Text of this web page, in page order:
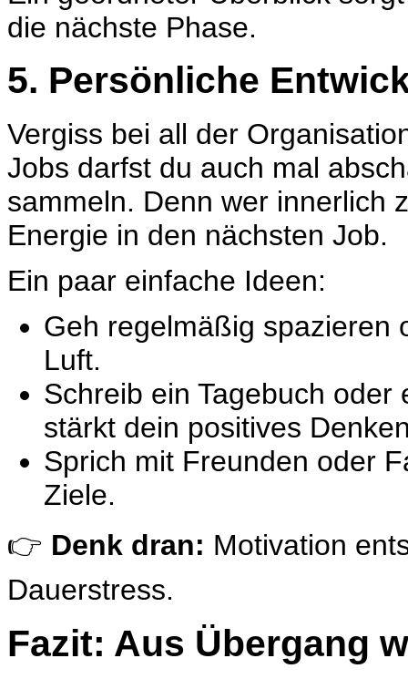
die nächste Phase.
5. Persönliche
Vergiss bei all der
Jobs darfst du auch mal
sammeln. Denn wer innerlich
Energie in den nächsten Job.
Ein paar einfache Ideen:
Geh regelmäßig spazieren
Luft.
Schreib ein Tagebuch
stärkt dein positives
Sprich mit Freunden oder
Ziele.
👉 Denk dran: Motivation
Dauerstress.
Fazit: Aus Übergang